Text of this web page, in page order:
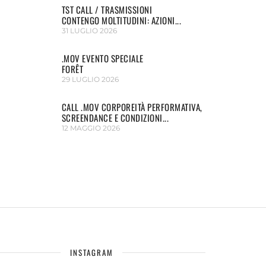
TST CALL / TRASMISSIONI
CONTENGO MOLTITUDINI: AZIONI...
31 LUGLIO 2026
.MOV EVENTO SPECIALE
FORÊT
29 LUGLIO 2026
CALL .MOV CORPOREITÀ PERFORMATIVA,
SCREENDANCE E CONDIZIONI...
12 MAGGIO 2026
INSTAGRAM